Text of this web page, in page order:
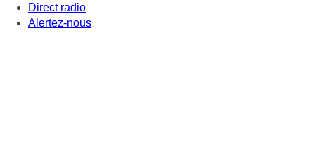
Direct radio
Alertez-nous